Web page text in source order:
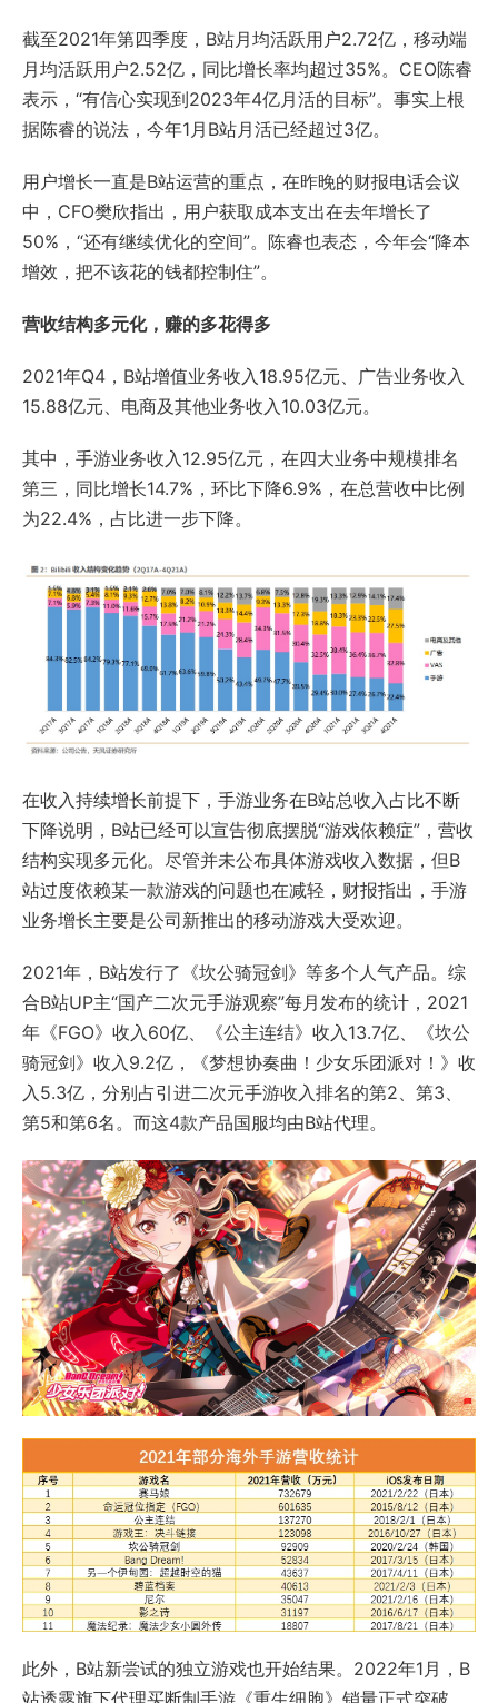
截至2021年第四季度，B站月均活跃用户2.72亿，移动端
月均活跃用户2.52亿，同比增长率均超过35%。CEO陈睿
表示，“有信心实现到2023年4亿月活的目标”。事实上根
据陈睿的说法，今年1月B站月活已经超过3亿。
用户增长一直是B站运营的重点，在昨晚的财报电话会议
中，CFO樊欣指出，用户获取成本支出在去年增长了
50%，“还有继续优化的空间”。陈睿也表态，今年会“降本
增效，‍‍把不该花的钱都控制住”。
营收结构多元化，赚的多花得多
2021年Q4，B站增值业务收入18.95亿元、广告业务收入
15.88亿元、电商及其他业务收入10.03亿元。
其中，手游业务收入12.95亿元，在四大业务中规模排名
第三，同比增长14.7%，环比下降6.9%，在总营收中比例
为22.4%，占比进一步下降。
在收入持续增长前提下，手游业务在B站总收入占比不断
下降说明，B站已经可以宣告彻底摆脱“游戏依赖症”，营收
结构实现多元化。尽管并未公布具体游戏收入数据，但B
站过度依赖某一款游戏的问题也在减轻，财报指出，手游
业务增长主要是公司新推出的移动游戏大受欢迎。
2021年，B站发行了《坎公骑冠剑》等多个人气产品。综
合B站UP主“国产二次元手游观察”每月发布的统计，2021
年《FGO》收入60亿、《公主连结》收入13.7亿、《坎公
骑冠剑》收入9.2亿，《梦想协奏曲！少女乐团派对！》收
入5.3亿，分别占引进二次元手游收入排名的第2、第3、
第5和第6名。而这4款产品国服均由B站代理。
此外，B站新尝试的独立游戏也开始结果。2022年1月，B
站透露旗下代理买断制手游《重生细胞》销量正式突破